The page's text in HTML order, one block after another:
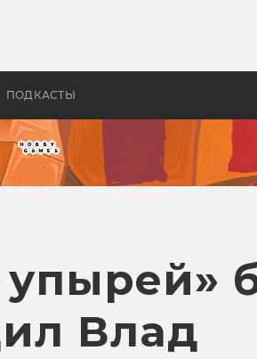
ПОДКАСТЫ
лучше?
Влад